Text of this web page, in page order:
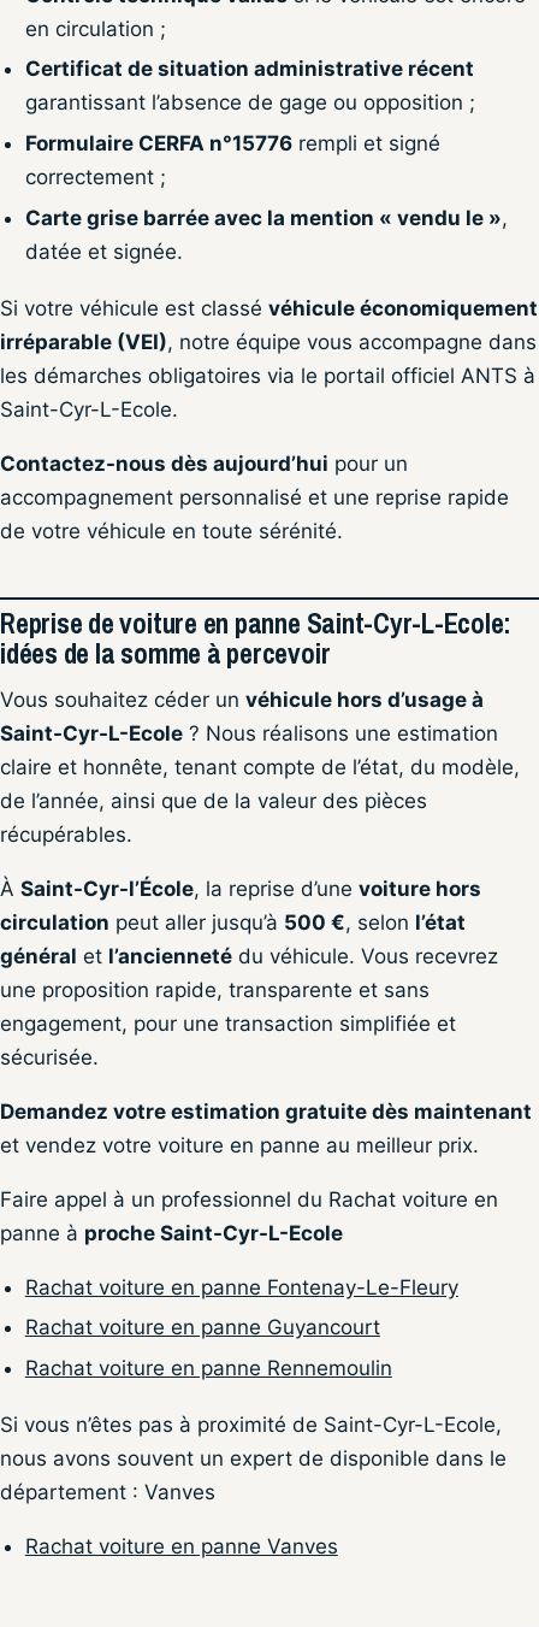
en circulation ;
Certificat de situation administrative récent
garantissant l’absence de gage ou opposition ;
Formulaire CERFA n°15776rempli et signé
correctement ;
Carte grise barrée avec la mention « vendu le »,
datée et signée.
Si votre véhicule est classé véhicule économiquement
irréparable (VEI), notre équipe vous accompagne dans
les démarches obligatoires via le portail officiel ANTS à
Saint-Cyr-L-Ecole.
Contactez-nous dès aujourd’hui pour un
accompagnement personnalisé et une reprise rapide
de votre véhicule en toute sérénité.
Reprise de voiture en panne Saint-Cyr-L-Ecole:
idées de la somme à percevoir
Vous souhaitez céder un véhicule hors d’usage à
Saint-Cyr-L-Ecole ? Nous réalisons une estimation
claire et honnête, tenant compte de l’état, du modèle,
de l’année, ainsi que de la valeur des pièces
récupérables.
À Saint-Cyr-l’École, la reprise d’une voiture hors
circulation peut aller jusqu’à 500 €, selon l’état
général et l’ancienneté du véhicule. Vous recevrez
une proposition rapide, transparente et sans
engagement, pour une transaction simplifiée et
sécurisée.
Demandez votre estimation gratuite dès maintenant
et vendez votre voiture en panne au meilleur prix.
Faire appel à un professionnel du Rachat voiture en
panne à proche Saint-Cyr-L-Ecole
Rachat voiture en panne Fontenay-Le-Fleury
Rachat voiture en panne Guyancourt
Rachat voiture en panne Rennemoulin
Si vous n’êtes pas à proximité de Saint-Cyr-L-Ecole,
nous avons souvent un expert de disponible dans le
département : Vanves
Rachat voiture en panne Vanves